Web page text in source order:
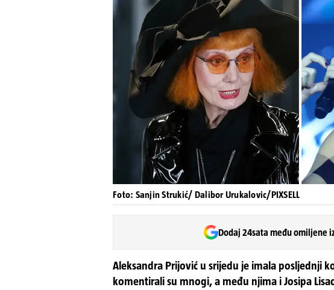
Foto: Sanjin Strukić/ Dalibor Urukalovic/PIXSELL
Dodaj 24sata među omiljene
Aleksandra Prijović u srijedu je imala posljednji
komentirali su mnogi, a među njima i Josipa Lisac